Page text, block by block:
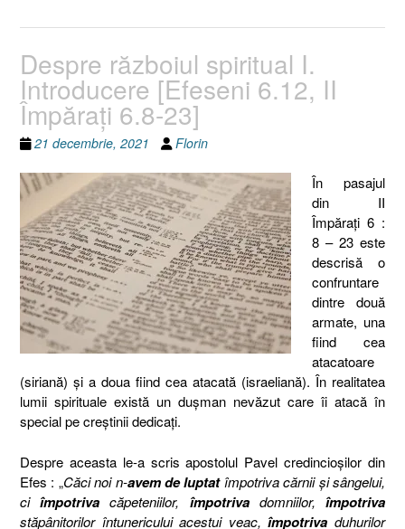
Despre războiul spiritual I.
Introducere [Efeseni 6.12, II
Împăraţi 6.8-23]
21 decembrie, 2021 Florin
În pasajul
din II
Împăraţi 6 :
8 – 23 este
descrisă o
confruntare
dintre două
armate, una
fiind cea
atacatoare
(siriană) şi a doua fiind cea atacată (israeliană). În realitatea
lumii spirituale există un duşman nevăzut care îi atacă în
special pe creştinii dedicaţi.
Despre aceasta le-a scris apostolul Pavel credincioşilor din
Efes : „Căci noi n-avem de luptatîmpotriva cărnii şi sângelui,
ciîmpotriva căpeteniilor, împotrivadomniilor,împotriva
stăpânitorilor întunericului acestui veac,împotriva duhurilor